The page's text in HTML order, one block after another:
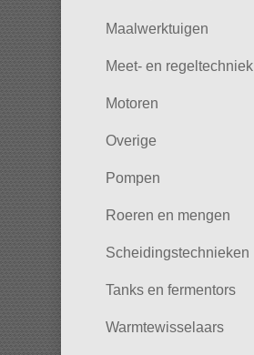
Maalwerktuigen
Meet- en regeltechniek
Motoren
Overige
Pompen
Roeren en mengen
Scheidingstechnieken
Tanks en fermentors
Warmtewisselaars